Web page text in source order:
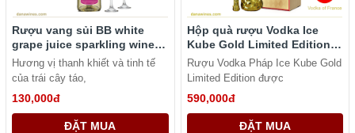
Rượu vang sủi BB white
grape juice sparkling wine
nho trắng - không độ cồn
Hương vị thanh khiết và tinh tế
của trái cây táo,
130,000đ
ĐẶT MUA
Hộp quà rượu Vodka Ice
Kube Gold Limited Edition
(chai vàng) Giftbox
Rượu Vodka Pháp Ice Kube Gold
Limited Edition được
590,000đ
ĐẶT MUA